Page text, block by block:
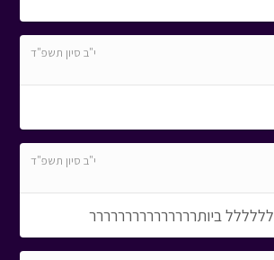
י"ב סיון תשפ"ד
י"ב סיון תשפ"ד
ביותררררררררררררררר